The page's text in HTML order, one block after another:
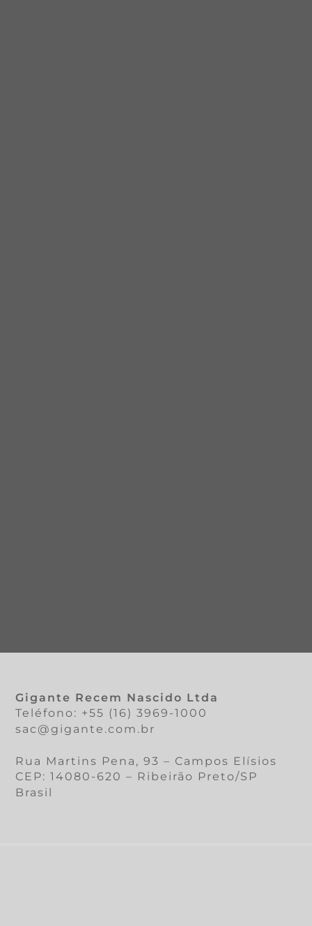
Gigante Recem Nascido Ltda
Teléfono: +55 (16) 3969-1000
sac@gigante.com.br
Rua Martins Pena, 93 – Campos Elísios
CEP: 14080-620 – Ribeirão Preto/SP
Brasil